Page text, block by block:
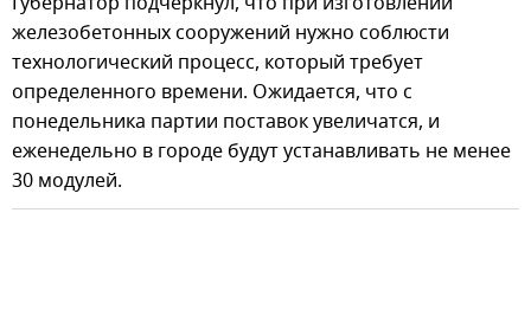
железобетонных сооружений нужно соблюсти
технологический процесс, который требует
определенного времени. Ожидается, что с
понедельника партии поставок увеличатся, и
еженедельно в городе будут устанавливать не менее
30 модулей.